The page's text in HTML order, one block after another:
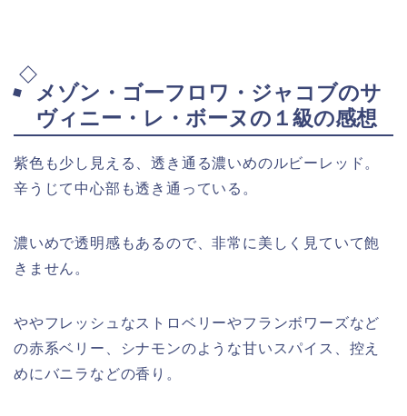
メゾン・ゴーフロワ・ジャコブのサ
ヴィニー・レ・ボーヌの１級の感想
紫色も少し見える、透き通る濃いめのルビーレッド。
辛うじて中心部も透き通っている。
濃いめで透明感もあるので、非常に美しく見ていて飽
きません。
ややフレッシュなストロベリーやフランボワーズなど
の赤系ベリー、シナモンのような甘いスパイス、控え
めにバニラなどの香り。